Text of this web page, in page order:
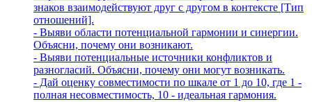
знаков взаимодействуют друг с другом в контексте [Тип
отношений].
- Выяви области потенциальной гармонии и синергии.
Объясни, почему они возникают.
- Выяви потенциальные источники конфликтов и
разногласий. Объясни, почему они могут возникать.
- Дай оценку совместимости по шкале от 1 до 10, где 1 -
полная несовместимость, 10 - идеальная гармония.